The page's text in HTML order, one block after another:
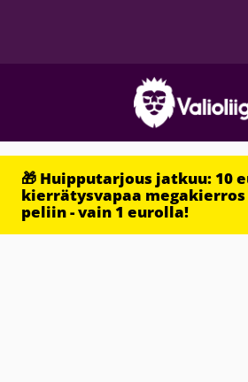
🎁 Huipputarjous jatkuu: 10
kierrätysvapaa megakierros
peliin - vain 1 eurolla!